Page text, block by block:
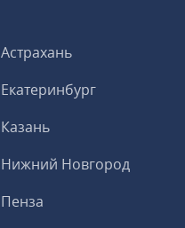
Астрахань
Екатеринбург
Казань
Нижний Новгород
Пенза